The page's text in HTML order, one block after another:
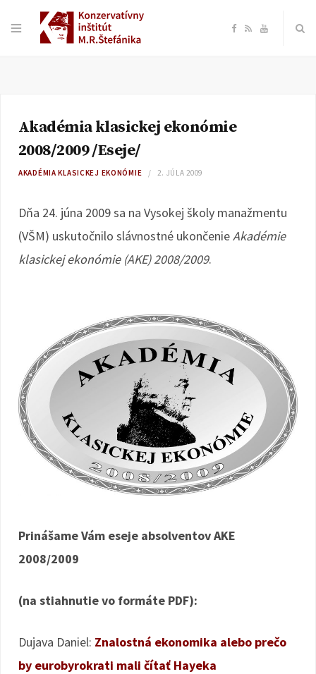
F
e
o
R Y
e
Akadémia klasickej ekonómie
2008/2009 /Eseje/
AKADÉMIA KLASICKEJ EKONÓMIE 2. JÚLA 2009
Dňa 24. júna 2009 sa na Vysokej školy manažmentu
(VŠM) uskutočnilo slávnostné ukončenieAkadémie
klasickej ekonómie (AKE) 2008/2009.
Prinášame Vám eseje absolventov AKE
2008/2009
(na stiahnutie vo formáte PDF):
Dujava Daniel: Znalostná ekonomika alebo prečo
by eurobyrokrati mali čítať Hayeka